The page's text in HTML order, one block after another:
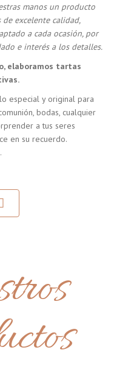
manos un producto
excelente calidad,
a cada ocasión, por
e interés a los detalles.
elaboramos tartas
especial y original para
bodas, cualquier
a tus seres
en su recuerdo.